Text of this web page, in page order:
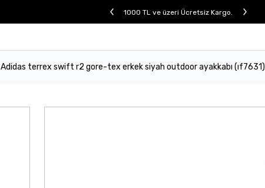
1000 TL ve üzeri Ücretsiz Kargo.
Adidas terrex swift r2 gore-tex erkek siyah outdoor ayakkabı (ıf7631)